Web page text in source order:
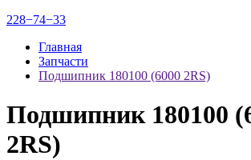
228−74−33
Главная
Запчасти
Подшипник 180100 (6000 2RS)
Подшипник 180100
2RS)